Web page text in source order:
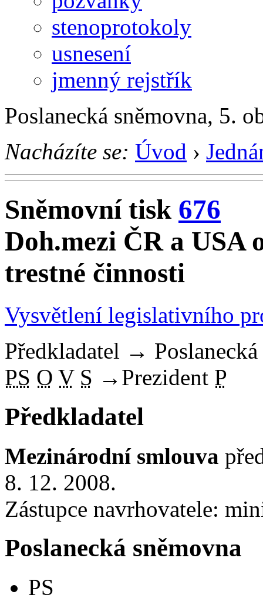
stenoprotokoly
usnesení
jmenný rejstřík
Poslanecká sněmovna, 5.
Nacházíte se: Úvod ›
Sněmovní tisk 676
Doh.mezi ČR a USA
trestné činnosti
Vysvětlení legislativního
Předkladatel →
PS O V S → Prezident P
Předkladatel
Mezinárodní smlouva
8. 12. 2008.
Zástupce navrhovatele:
Poslanecká sněmovna
PS